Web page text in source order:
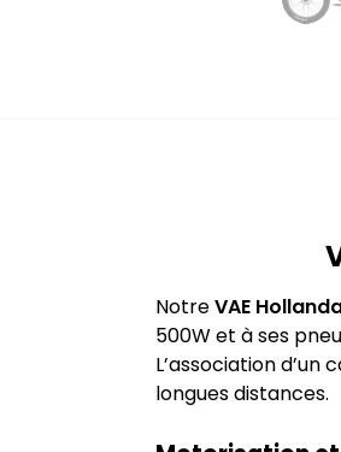
NotreVAE
500W et à ses
L’association
longues distances.